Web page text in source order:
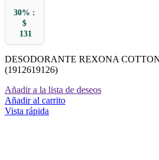
30% :
$
131
DESODORANTE REXONA
(1912619126)
Añadir a la lista de deseos
Añadir al carrito
Vista rápida